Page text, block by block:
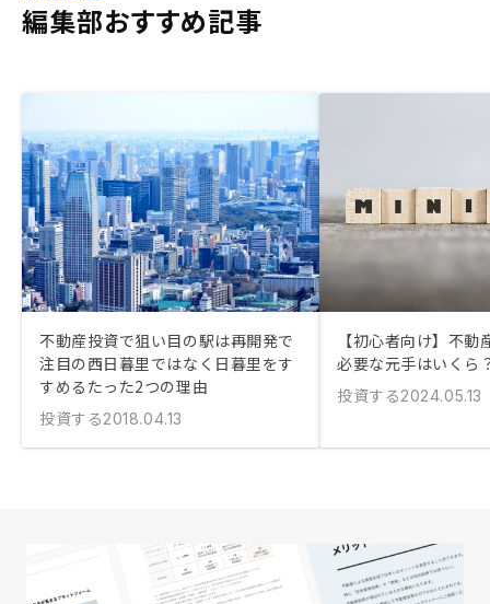
編集部おすすめ記事
不動産投資で狙い目の駅は再開発で
注目の西日暮里ではなく日暮里をす
すめるたった2つの理由
投資する2018.04.13
【初心者向け】不
必要な元手はいくら
投資する2024.05.13